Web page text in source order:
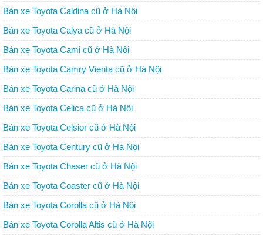
Bán xe Toyota Caldina cũ ở Hà Nội
Bán xe Toyota Calya cũ ở Hà Nội
Bán xe Toyota Cami cũ ở Hà Nội
Bán xe Toyota Camry Vienta cũ ở Hà Nội
Bán xe Toyota Carina cũ ở Hà Nội
Bán xe Toyota Celica cũ ở Hà Nội
Bán xe Toyota Celsior cũ ở Hà Nội
Bán xe Toyota Century cũ ở Hà Nội
Bán xe Toyota Chaser cũ ở Hà Nội
Bán xe Toyota Coaster cũ ở Hà Nội
Bán xe Toyota Corolla cũ ở Hà Nội
Bán xe Toyota Corolla Altis cũ ở Hà Nội